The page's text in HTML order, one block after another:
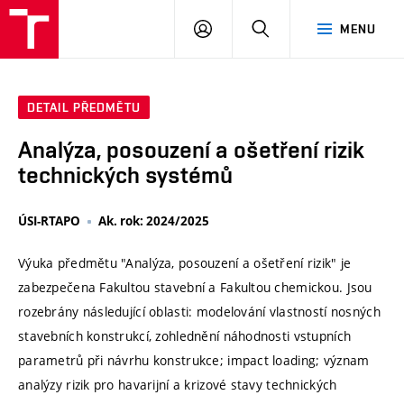
MENU
PŘIHLÁSIT
DETAIL PŘEDMĚTU
Analýza, posouzení a ošetření rizik
technických systémů
ÚSI-RTAPO Ak. rok: 2024/2025
Výuka předmětu "Analýza, posouzení a ošetření rizik" je
zabezpečena Fakultou stavební a Fakultou chemickou. Jsou
rozebrány následující oblasti: modelování vlastností nosných
stavebních konstrukcí, zohlednění náhodnosti vstupních
parametrů při návrhu konstrukce; impact loading; význam
analýzy rizik pro havarijní a krizové stavy technických